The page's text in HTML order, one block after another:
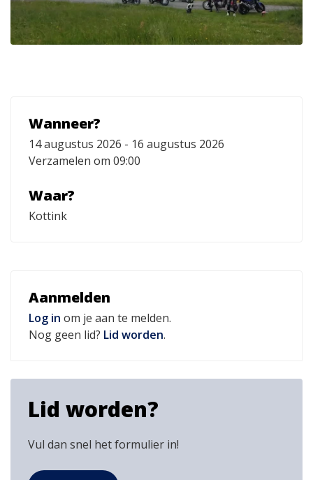
Wanneer?
14 augustus 2026 - 16 augustus 2026
Verzamelen om 09:00
Waar?
Kottink
Aanmelden
Log in om je aan te melden.
Nog geen lid? Lid worden.
Lid worden?
Vul dan snel het formulier in!